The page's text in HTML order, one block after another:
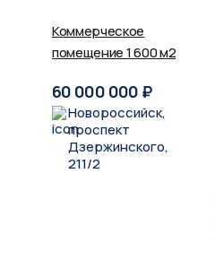
Коммерческое
помещение 1 600 м2
60 000 000 ₽
Новороссийск,
проспект
Дзержинского,
211/2